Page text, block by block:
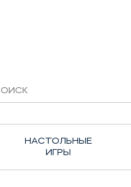
НАСТОЛЬНЫЕ
ИГРЫ